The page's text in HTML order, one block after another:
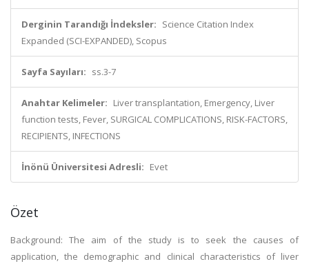
Derginin Tarandığı İndeksler: Science Citation Index
Expanded (SCI-EXPANDED), Scopus
Sayfa Sayıları: ss.3-7
Anahtar Kelimeler: Liver transplantation, Emergency, Liver
function tests, Fever, SURGICAL COMPLICATIONS, RISK-FACTORS,
RECIPIENTS, INFECTIONS
İnönü Üniversitesi Adresli: Evet
Özet
Background: The aim of the study is to seek the causes of
application, the demographic and clinical characteristics of liver